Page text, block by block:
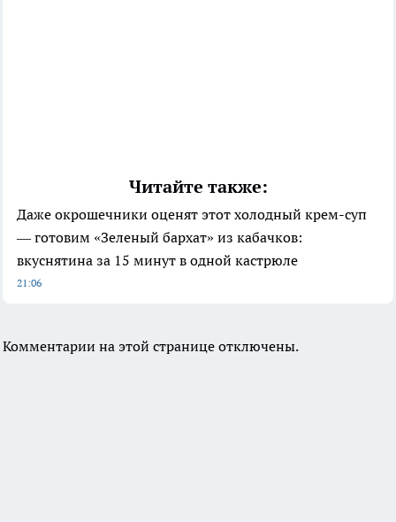
Читайте также:
Даже окрошечники оценят этот холодный крем-суп
— готовим «Зеленый бархат» из кабачков:
вкуснятина за 15 минут в одной кастрюле
21:06
Комментарии на этой странице отключены.